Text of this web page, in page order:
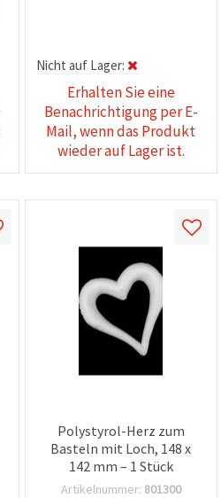
Nicht auf Lager:
Erhalten Sie eine
Benachrichtigung per E-
Mail, wenn das Produkt
wieder auf Lager ist.
Polystyrol-Herz zum
Basteln mit Loch, 148 x
142 mm – 1 Stück
Artikelnummer: 801300